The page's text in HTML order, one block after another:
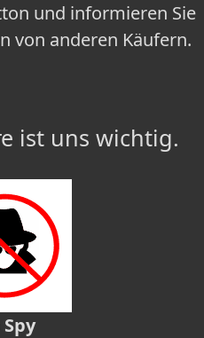
und informieren Sie
von anderen Käufern.
ist uns wichtig.